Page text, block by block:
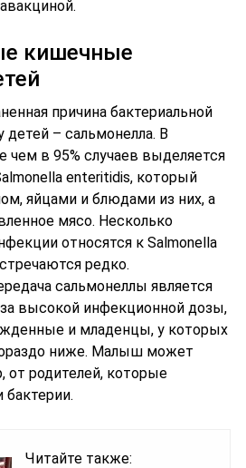
кишечные
причина бактериальной
– сальмонелла. В
чем в 95% случаев выделяется
enteritidis, который
яйцами и блюдами из них, а
мясо. Несколько
относятся к Salmonella
редко.
сальмонеллы является
высокой инфекционной дозы,
и младенцы, у которых
ниже. Малыш может
от родителей, которые
бактерии.
Читайте также: